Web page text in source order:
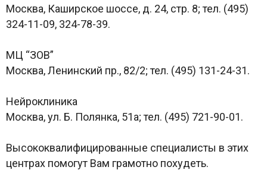
Москва, Каширское шоссе, д. 24, стр. 8; тел. (495)
324-11-09, 324-78-39.
МЦ “ЗОВ”
Москва, Ленинский пр., 82/2; тел. (495) 131-24-31.
Нейроклиника
Москва, ул. Б. Полянка, 51а; тел. (495) 721-90-01.
Высококвалифицированные специалисты в этих
центрах помогут Вам грамотно похудеть.